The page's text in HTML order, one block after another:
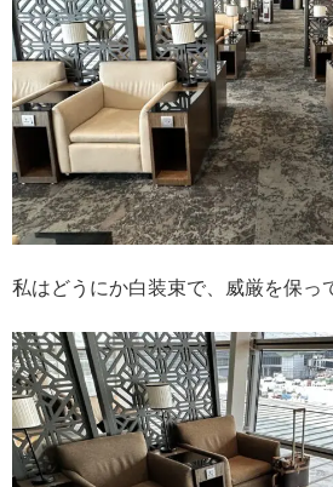
私はどうにか白装束で、威厳を保っ